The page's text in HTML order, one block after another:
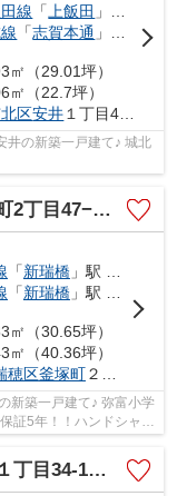
線 「 上飯田 」駅 徒歩23分
「志賀本通 」駅 徒歩24分
㎡（29.01坪）
㎡（22.7坪）
区安井 １丁目4-25
の新築一戸建て♪ 城北
無料】新築一戸建て
「新瑞橋」駅 徒歩9分
「新瑞橋」駅 徒歩9分
㎡（30.65坪）
㎡（40.36坪）
穂区釜塚町２丁目47-1
築一戸建て♪ 弥富小学
5年！！ハンドシャワ
】新築一戸建て 1号棟